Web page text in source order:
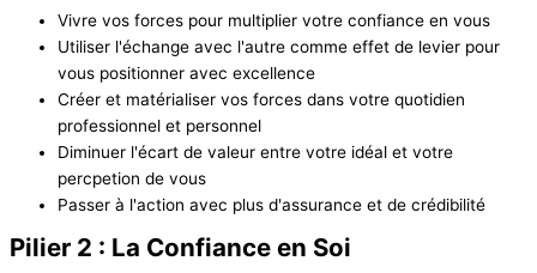
Vivre vos forces pour multiplier votre confiance en vous
Utiliser l'échange avec l'autre comme effet de levier pour
vous positionner avec excellence
Créer et matérialiser vos forces dans votre quotidien
professionnel et personnel
Diminuer l'écart de valeur entre votre idéal et votre
percpetion de vous
Passer à l'action avec plus d'assurance et de crédibilité
Pilier 2 : La Confiance en Soi